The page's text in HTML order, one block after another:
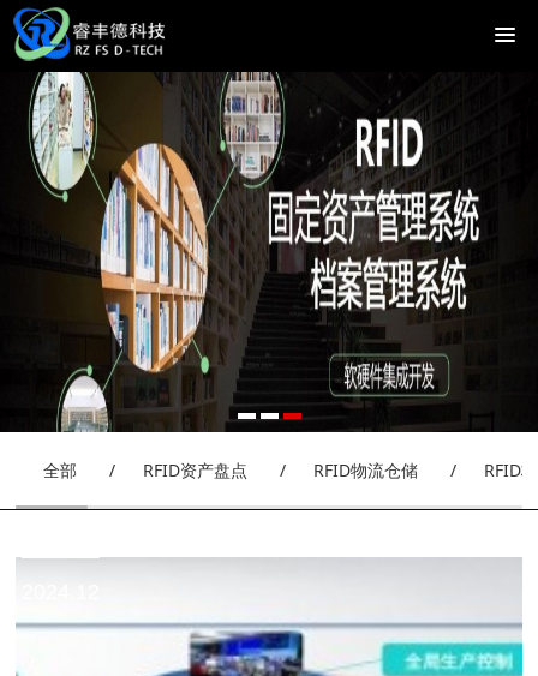
全部 / RFID资产盘点 / RFID物流仓储 / RFID